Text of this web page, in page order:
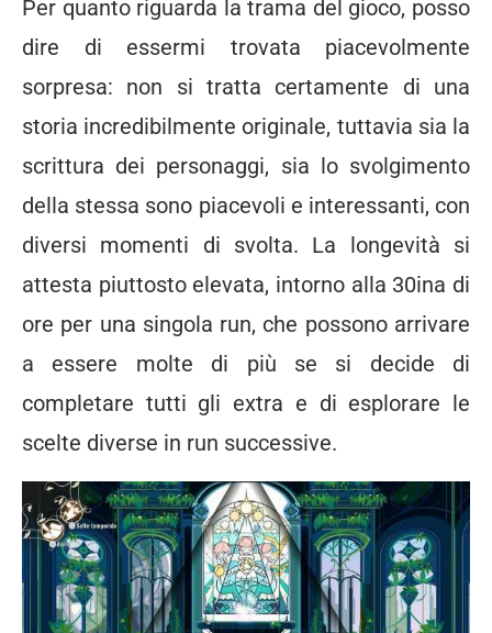
Per quanto riguarda la trama del gioco, posso
dire di essermi trovata piacevolmente
sorpresa: non si tratta certamente di una
storia incredibilmente originale, tuttavia sia la
scrittura dei personaggi, sia lo svolgimento
della stessa sono piacevoli e interessanti, con
diversi momenti di svolta. La longevità si
attesta piuttosto elevata, intorno alla 30ina di
ore per una singola run, che possono arrivare
a essere molte di più se si decide di
completare tutti gli extra e di esplorare le
scelte diverse in run successive.